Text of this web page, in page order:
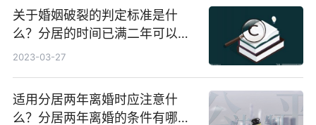
关于婚姻破裂的判定标准是什
么？分居的时间已满二年可以离
婚吗？
2023-03-27
适用分居两年离婚时应注意什
么？分居两年离婚的条件有哪